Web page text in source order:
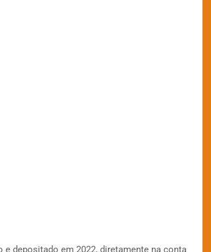
depositado em 2022, diretamente na conta